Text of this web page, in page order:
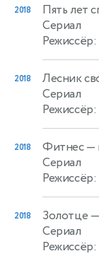
2018 Пять лет
Сериал
2018 Лесник
Сериал
2018 Фитнес—
Сериал
2018 Золотце
Сериал